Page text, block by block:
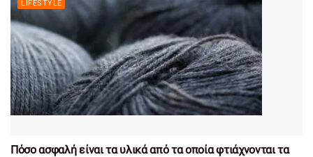
LIFESTYLE
Πόσο ασφαλή είναι τα υλικά από τα οποία φτιάχνονται τα